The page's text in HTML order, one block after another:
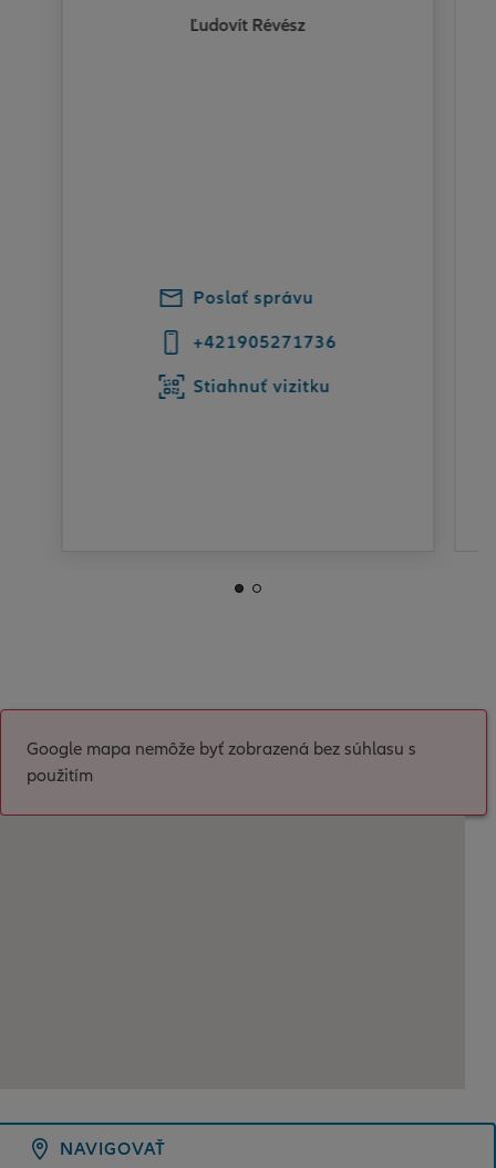
Ľudovít Révész
Poslať správu
+421905271736
Stiahnuť vizitku
Google mapa nemôže byť zobrazená bez súhlasu s
použitím
NAVIGOVAŤ